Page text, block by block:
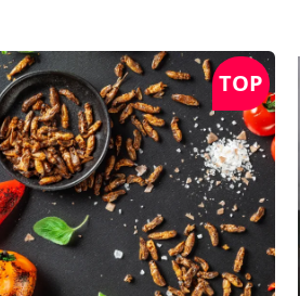
TOP